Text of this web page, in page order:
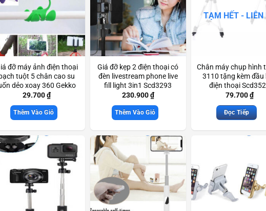
đỡ máy ảnh điện thoại
tuột 5 chân cao su
dẻo xoay 360 Gekko
Scd3613
29.700₫
Thêm Vào Giỏ
Giá đỡ kẹp 2 điện thoại có
đèn livestream phone live
fill light 3in1 Scd3293
230.900₫
Thêm Vào Giỏ
TẠM HẾT - LIÊN
Chân máy chụp hình
3110 tặng kèm đầu
điện thoại
79.700₫
Đọc Tiếp